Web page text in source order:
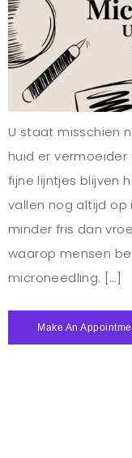
U staat misschien
huid er vermoeider
fijne lijntjes blijven
vallen nog altijd
minder fris dan
waarop mensen
microneedling. […]
Make An